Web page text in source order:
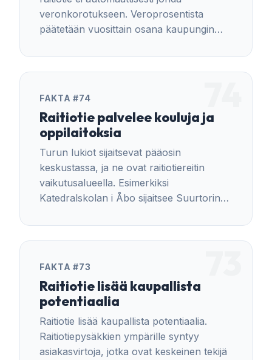
veronkorotukseen. Veroprosentista
päätetään vuosittain osana kaupungin
FAKTA #74
Raitiotie palvelee kouluja ja
oppilaitoksia
Turun lukiot sijaitsevat pääosin
keskustassa, ja ne ovat raitiotiereitin
vaikutusalueella. Esimerkiksi
Katedralskolan i Åbo sijaitsee Suurtorin
vuotta toiminut koulu on yksi Suomen
vanhimmista oppilaitoksista.
FAKTA #73
Raitiotie lisää kaupallista
potentiaalia
Raitiotie lisää kaupallista potentiaalia.
Raitiotiepysäkkien ympärille syntyy
asiakasvirtoja, jotka ovat keskeinen tekijä